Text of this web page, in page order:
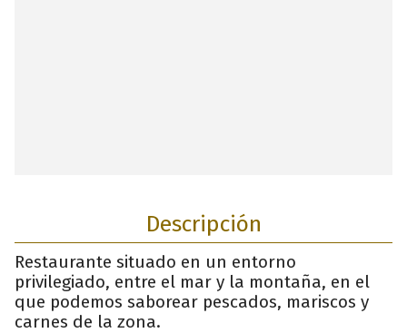
Descripción
Restaurante situado en un entorno
privilegiado, entre el mar y la montaña, en el
que podemos saborear pescados, mariscos y
carnes de la zona.